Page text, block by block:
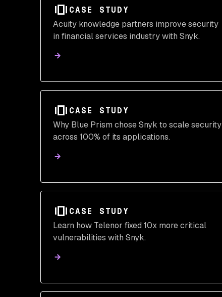
CASE STUDY
Acuity knowledge partners improve security
in financial services industry with Snyk.
CASE STUDY
Why Blue Prism chose Snyk to scale security
across 100% of its applications.
CASE STUDY
Learn how Telenor fixed 10x more critical
vulnerabilities with Snyk.